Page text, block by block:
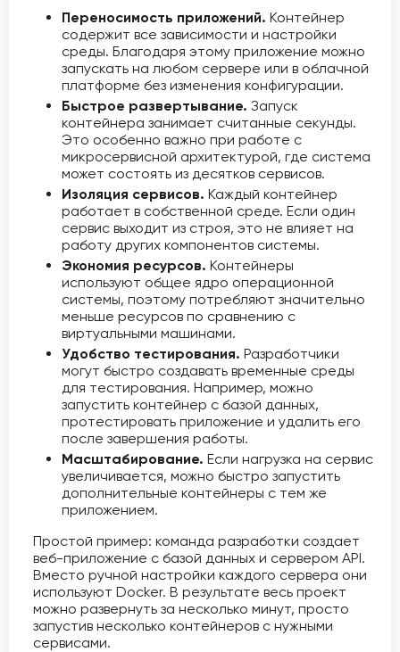
Переносимость приложений. Контейнер
содержит все зависимости и настройки
среды. Благодаря этому приложение можно
запускать на любом сервере или в облачной
платформе без изменения конфигурации.
Быстрое развертывание. Запуск
контейнера занимает считанные секунды.
Это особенно важно при работе с
микросервисной архитектурой, где система
может состоять из десятков сервисов.
Изоляция сервисов. Каждый контейнер
работает в собственной среде. Если один
сервис выходит из строя, это не влияет на
работу других компонентов системы.
Экономия ресурсов. Контейнеры
используют общее ядро операционной
системы, поэтому потребляют значительно
меньше ресурсов по сравнению с
виртуальными машинами.
Удобство тестирования. Разработчики
могут быстро создавать временные среды
для тестирования. Например, можно
запустить контейнер с базой данных,
протестировать приложение и удалить его
после завершения работы.
Масштабирование. Если нагрузка на сервис
увеличивается, можно быстро запустить
дополнительные контейнеры с тем же
приложением.
Простой пример: команда разработки создает
веб-приложение с базой данных и сервером API.
Вместо ручной настройки каждого сервера они
используют Docker. В результате весь проект
можно развернуть за несколько минут, просто
запустив несколько контейнеров с нужными
сервисами.